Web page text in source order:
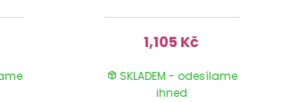
1,105 Kč
SKLADEM - odesílame
ihned